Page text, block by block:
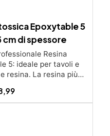
Epoxytable 5
cm di spessore
Resina
5: ideale per tavoli e
resina. La resina più
spessore fino a 5 cm.
di tavoli in